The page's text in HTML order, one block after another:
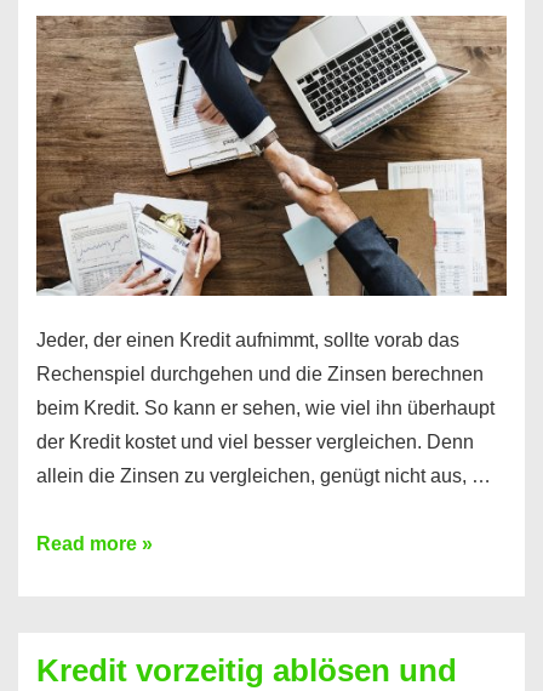
es
möglich!
Jeder, der einen Kredit aufnimmt, sollte vorab das
Rechenspiel durchgehen und die Zinsen berechnen
beim Kredit. So kann er sehen, wie viel ihn überhaupt
der Kredit kostet und viel besser vergleichen. Denn
allein die Zinsen zu vergleichen, genügt nicht aus, …
Ganz
Kredit
Read more »
Kredit vorzeitig ablösen und